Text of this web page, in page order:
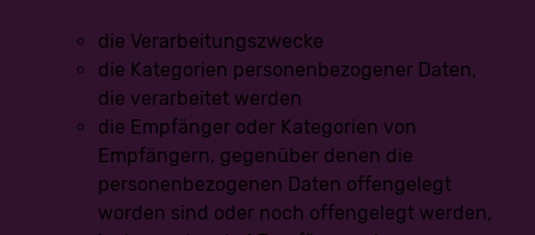
die Verarbeitungszwecke
die Kategorien personenbezogener Daten,
die verarbeitet werden
die Empfänger oder Kategorien von
Empfängern, gegenüber denen die
personenbezogenen Daten offengelegt
worden sind oder noch offengelegt werden,
vorgeschrieben ist (z.B. Steuervorschriften) oder sich auch
aus vertraglichen Regelungen (z.B. Angaben zum
Vertragspartner) ergeben kann.
Mitunter kann es zu einem Vertragsschluss erforderlich sein,
dass eine betroffene Person uns personenbezogene Daten
zur Verfügung stellt, die in der Folge durch uns verarbeitet
werden müssen. Die betroffene Person ist beispielsweise
verpflichtet uns personenbezogene Daten bereitzustellen,
wenn unser Unternehmen mit ihr einen Vertrag abschließt.
Eine Nichtbereitstellung der personenbezogenen Daten hätte